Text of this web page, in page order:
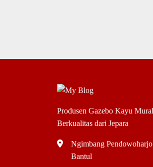
Produsen Gazebo Kayu
Berkualitas dari Jepara
Ngimbang
Bantul